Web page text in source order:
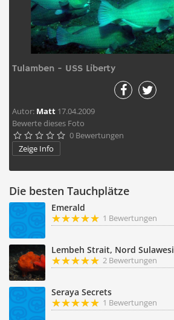
Tulamben - USS Liberty
Autor: Matt 17.04.2009
Bewerte dieses Foto
     0 Bewertungen
Zeige Info
Die besten Tauchplätze
Emerald
1 Bewertungen
Lembeh Strait, Nord Sulawesi
2 Bewertungen
Seraya Secrets
1 Bewertungen